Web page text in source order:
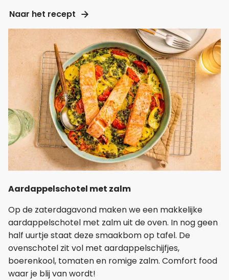
Naar het recept
Aardappelschotel met zalm
Op de zaterdagavond maken we een makkelijke
aardappelschotel met zalm uit de oven. In nog geen
half uurtje staat deze smaakbom op tafel. De
ovenschotel zit vol met aardappelschijfjes,
boerenkool, tomaten en romige zalm. Comfort food
waar je blij van wordt!